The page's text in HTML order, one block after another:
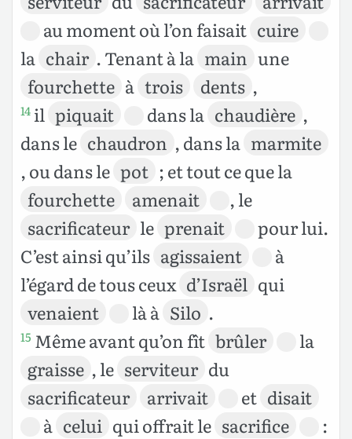
au moment où l’on faisait cuire
la chair . Tenant à la main une
fourchette à trois dents ,
14il piquait dans la chaudière ,
dans le chaudron , dans la marmite
, ou dans le pot ; et tout ce que la
fourchette
amenait
, le
sacrificateur le prenait
pour lui.
C’est ainsi qu’ils agissaient
à
l’égard de tous ceux d’Israël qui
venaient
là à Silo .
15 Même avant qu’on fît brûler
la
graisse , le serviteur du
sacrificateur
arrivait et disait
à celui qui offrait le sacrifice
: